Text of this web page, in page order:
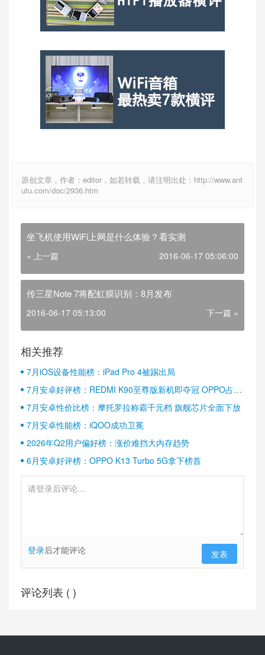
原创文章，作者：editor，如若转载，请注明出处：http://www.ant
utu.com/doc/2936.htm
坐飞机使用WiFi上网是什么体验？看实测
« 上一篇 2016-06-17 05:06:00
传三星Note 7将配虹膜识别：8月发布
2016-06-17 05:13:00 下一篇 »
相关推荐
7月iOS设备性能榜：iPad Pro 4被踢出局
7月安卓好评榜：REDMI K90至尊版新机即夺冠 OPPO占据
半壁江山
7月安卓性价比榜：摩托罗拉称霸千元档 旗舰芯片全面下放
7月安卓性能榜：iQOO成功卫冕
2026年Q2用户偏好榜：涨价难挡大内存趋势
6月安卓好评榜：OPPO K13 Turbo 5G拿下榜首
登录后才能评论 发表
评论列表 ( )